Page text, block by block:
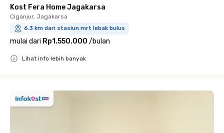
Kost Fera Home Jagakarsa
Ciganjur, Jagakarsa
6.3 km dari stasiun mrt lebak bulus
mulai dari Rp1.550.000 /bulan
Lihat info lebih banyak